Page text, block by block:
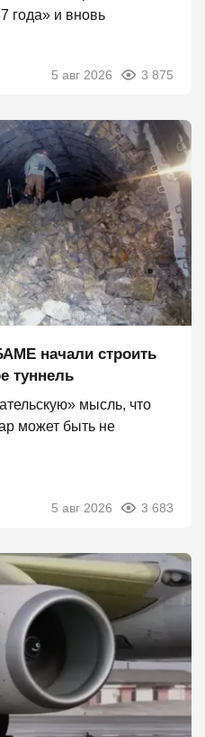
года» и вновь
5 авг 2026 3 875
начали строить
туннель
мысль, что
может быть не
5 авг 2026 3 683